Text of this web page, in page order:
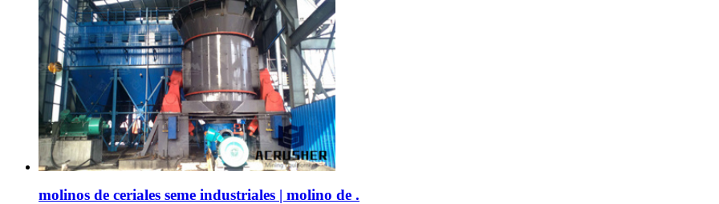
molinos de ceriales seme industriales | molino de .